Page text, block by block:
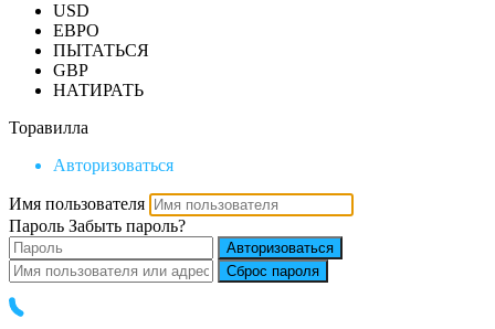
USD
ЕВРО
ПЫТАТЬСЯ
GBP
НАТИРАТЬ
Торавилла
Авторизоваться
Имя пользователя
Пароль Забыть пароль?
Авторизоваться
Сброс пароля